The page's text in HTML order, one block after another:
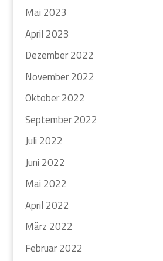
Mai 2023
April 2023
Dezember 2022
November 2022
Oktober 2022
September 2022
Juli 2022
Juni 2022
Mai 2022
April 2022
März 2022
Februar 2022